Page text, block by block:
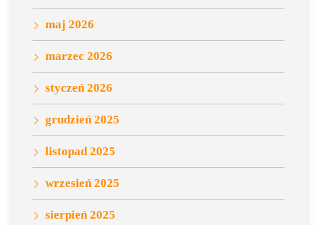
maj 2026
marzec 2026
styczeń 2026
grudzień 2025
listopad 2025
wrzesień 2025
sierpień 2025